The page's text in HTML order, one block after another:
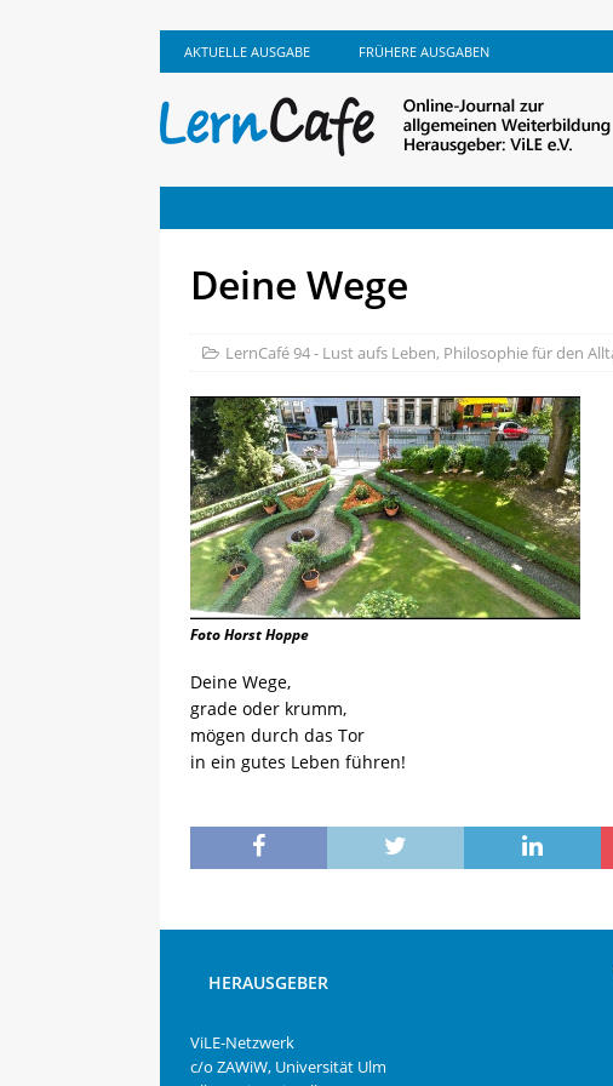
AKTUELLE AUSGABE FRÜHERE AUSGABEN
Deine Wege
LernCafé 94 - Lust aufs Leben, Philosophie für den
Foto Horst Hoppe
Deine Wege,
grade oder krumm,
mögen durch das Tor
in ein gutes Leben führen!
HERAUSGEBER
ViLE-Netzwerk
c/o ZAWiW, Universität Ulm